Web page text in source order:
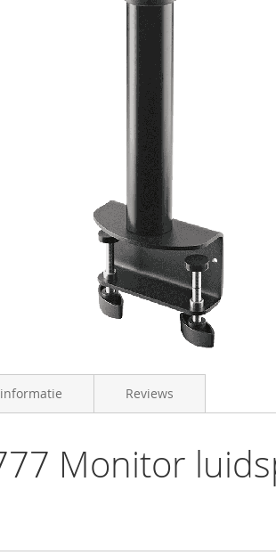
Monitor
Reviews